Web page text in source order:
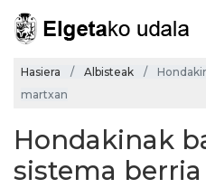
Hasiera Albisteak
martxan
Hondakinak
sistema